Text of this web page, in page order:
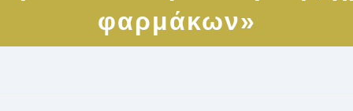
φαρμάκων»